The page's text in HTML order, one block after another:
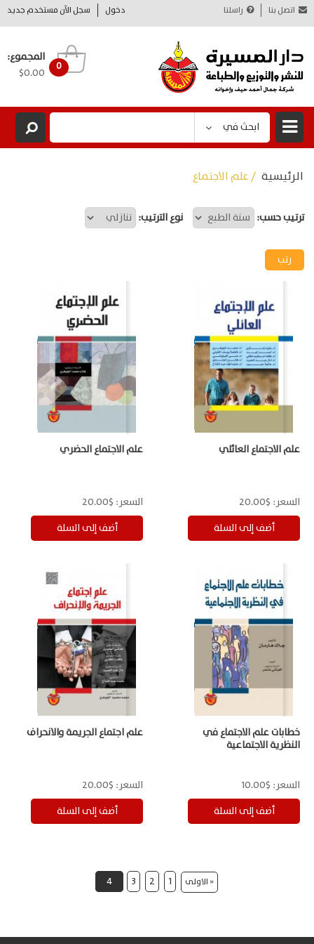
دخول سجل الآن مستخدم جديد اتصل بنا راسلنا
0
المجموع:
$0.00
ابحث في
الرئيسية / علم الاجتماع
ترتيب حسب: نوع الترتيب:
علم الاجتماع العائلي
السعر: $20.00
علم الاجتماع الحضري
السعر: $20.00
خطابات علم الاجتماع في
النظرية الاجتماعية
السعر: $10.00
علم اجتماع الجريمة والانحراف
السعر: $20.00
« الاولى 1
2
3
4